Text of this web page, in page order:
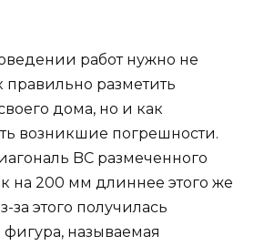
работ нужно не
правильно разметить
дома, но и как
возникшие погрешности.
BС размеченного
на 200 мм длиннее этого же
за этого получилась
называемая